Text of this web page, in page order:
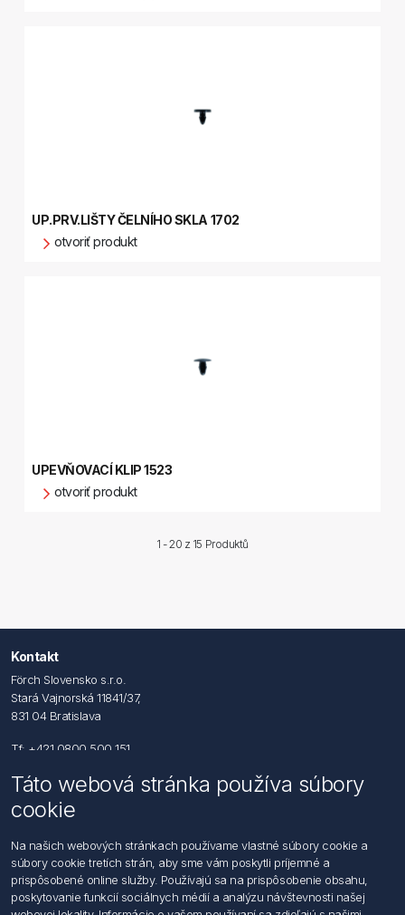
UP.PRV.LIŠTY ČELNÍHO SKLA 1702
otvoriť produkt
UPEVŇOVACÍ KLIP 1523
otvoriť produkt
1 - 20 z 15 Produktů
Kontakt
Förch Slovensko s.r.o.
Stará Vajnorská 11841/37,
831 04 Bratislava
Tf: +421 0800 500 151
Email: office@foerch.sk
Kontaktujte nás
Informácie
Imprint
Vyhlásenie k ochrane údajov
Táto webová stránka používa súbory
cookie
Na našich webových stránkach používame vlastné súbory cookie a
súbory cookie tretích strán, aby sme vám poskytli príjemné a
prispôsobené online služby. Používajú sa na prispôsobenie obsahu,
poskytovanie funkcií sociálnych médií a analýzu návštevnosti našej